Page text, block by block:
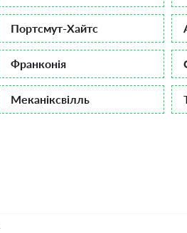
Портсмут-Хайтс
Франконія
Меканіксвілль